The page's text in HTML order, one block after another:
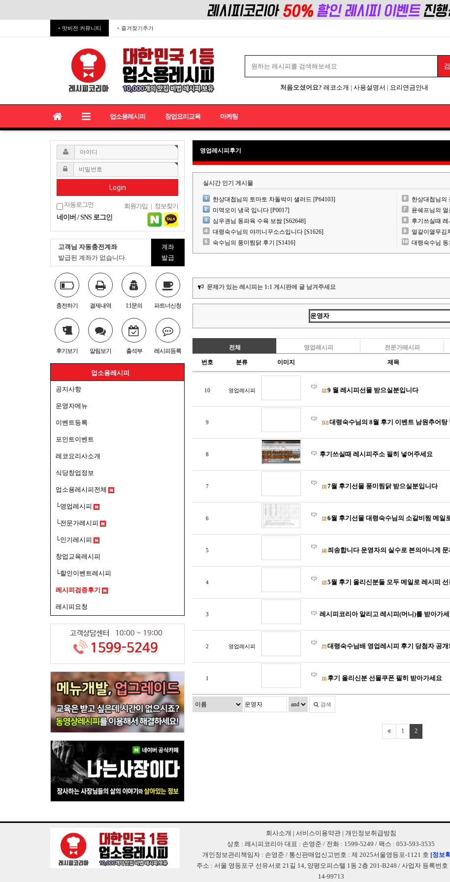
+ 맛비전 커뮤니티 + 즐겨찾기추가
처음오셨어요? 레코소개 | 사용설명서 | 요리연금안내
업소용레시피 창업요리교육 마케팅
Login
자동로그인 회원가입 | 정보찾기
네이버 / SNS 로그인
고객님 자동충전계좌
발급된 계좌가 없습니다.
계좌
발급
충전하기 결제내역 1:1문의 파트너신청
후기보기 알림보기 출석부 레시피등록
업소용레시피
공지사항
운영자메뉴
이벤트등록
포인트이벤트
레코요리사소개
식당창업정보
업소용레시피전체
└영업레시피
└전문가레시피
└인기레시피
창업교육레시피
└할인이벤트레시피
레시피검증후기
레시피요청
영업레시피후기
실시간 인기 게시물
한상대첩님의 토마토 차돌박이 샐러드 [P64103]
미역오이 냉국 입니다 [P0017]
심우권님 동파육 수육 보쌈 [S62648]
대령숙수님의 야끼니꾸소스입니다 [S1626]
숙수님의 풍미찜닭 후기 [S1416]
한상대첩님의
윤쉐프님의 얼
후기쓰실때
얼갈이열무김
대령숙수님 동
문제가 있는 레시피는 1:1 게시판에 글 남겨주세요
전체 영업레시피 전문가레시피
번호 분류 이미지 제목
10 영업레시피 [2] 9 월 레시피선물 받으실분입니다
9 [12] 대령숙수님의 8월 후기 이벤트 남원추어탕
8 후기쓰실때 레시피주소 필히 넣어주세요
7 [1] 7월 후기선물 풍미찜닭 받으실분입니다
6 [2] 6월 후기선물 대령숙수님의 소갈비찜 메일로 보내드렸
5 [4] 죄송합니다 운영자의 실수로 본의아니게 문제가 되
4 [2] 5월 후기 올리신분들 모두 메일로 레시피 선물드렸
3 레시피코리아 알리고 레시피(머니)를 받아가
2 영업레시피 [7] 대령숙수님배 영업레시피 후기 당첨자 공개!
1 [1] 후기 올리신분 선물쿠폰 필히 받아가세요
검색
1 2
회사소개 | 서비스이용약관| 개인정보취급방침
상호 : 레시피코리아 대표 : 손영준 / 전화 : 1599-5249 / 팩스 : 053-593-3535
개인정보관리책임자 : 손영준 / 통신판매업신고번호 : 제 2025서울영등포-1121 호 [정보
주소 : 서울 영등포구 선유서로 21길 14, 양평오피스텔 1동 2층 201-B248 / 사업자 등록번호
14-99713